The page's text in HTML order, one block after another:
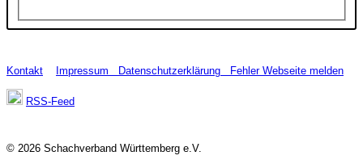
Kontakt Impressum Datenschutzerklärung Fehler Webseite melden
RSS-Feed
© 2026 Schachverband Württemberg e.V.